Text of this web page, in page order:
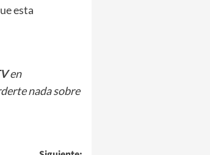
esta
en
nada sobre